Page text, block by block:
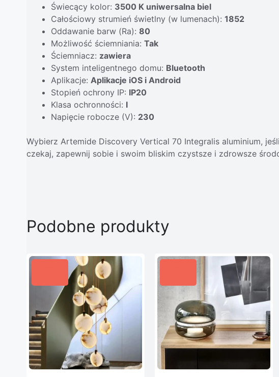
Świecący kolor: 3500 K uniwersalna biel
Całościowy strumień świetlny (w lumenach): 1852
Oddawanie barw (Ra): 80
Możliwość ściemniania: Tak
Ściemniacz: zawiera
System inteligentnego domu: Bluetooth
Aplikacje: Aplikacje iOS i Android
Stopień ochrony IP: IP20
Klasa ochronności: I
Napięcie robocze (V): 230
Wybierz Artemide Discovery Vertical 70 Integralis aluminium,
czekaj, zapewnij sobie i swoim bliskim czystsze i zdrowsze
Podobne produkty